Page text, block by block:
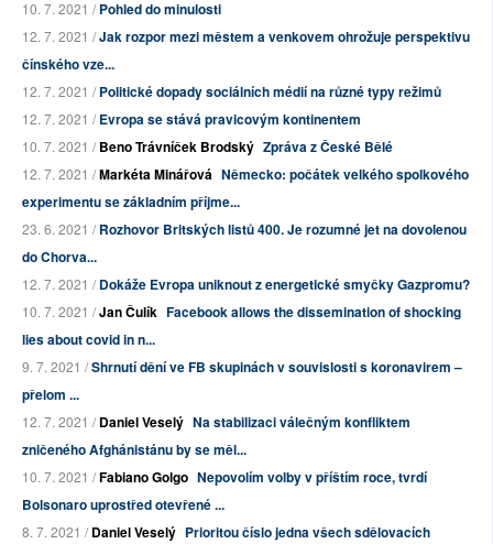
10. 7. 2021 /Pohled do minulosti
12. 7. 2021 /Jak rozpor mezi městem a venkovem ohrožuje perspektivu
čínského vze...
12. 7. 2021 /Politické dopady sociálních médií na různé typy režimů
12. 7. 2021 /Evropa se stává pravicovým kontinentem
10. 7. 2021 /Beno Trávníček Brodský Zpráva z České Bělé
12. 7. 2021 /Markéta Minářová Německo: počátek velkého spolkového
experimentu se základním příjme...
23. 6. 2021 /Rozhovor Britských listů 400. Je rozumné jet na dovolenou
do Chorva...
12. 7. 2021 /Dokáže Evropa uniknout z energetické smyčky Gazpromu?
10. 7. 2021 /Jan Čulík Facebook allows the dissemination of shocking
lies about covid in n...
9. 7. 2021 /Shrnutí dění ve FB skupinách v souvislosti s koronavirem –
přelom ...
12. 7. 2021 /Daniel Veselý Na stabilizaci válečným konfliktem
zničeného Afghánistánu by se měl...
10. 7. 2021 /Fabiano Golgo Nepovolím volby v příštím roce, tvrdí
Bolsonaro uprostřed otevřené ...
8. 7. 2021 /Daniel Veselý Prioritou číslo jedna všech sdělovacích